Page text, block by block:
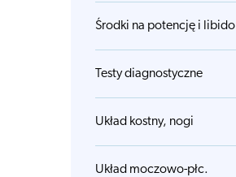
Środki na potencję i libido
Testy diagnostyczne
Układ kostny, nogi
Układ moczowo-płc.